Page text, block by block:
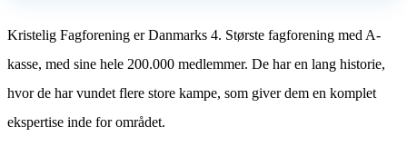
Kristelig Fagforening er Danmarks 4. Største fagforening med A-
kasse, med sine hele 200.000 medlemmer. De har en lang historie,
hvor de har vundet flere store kampe, som giver dem en komplet
ekspertise inde for området.